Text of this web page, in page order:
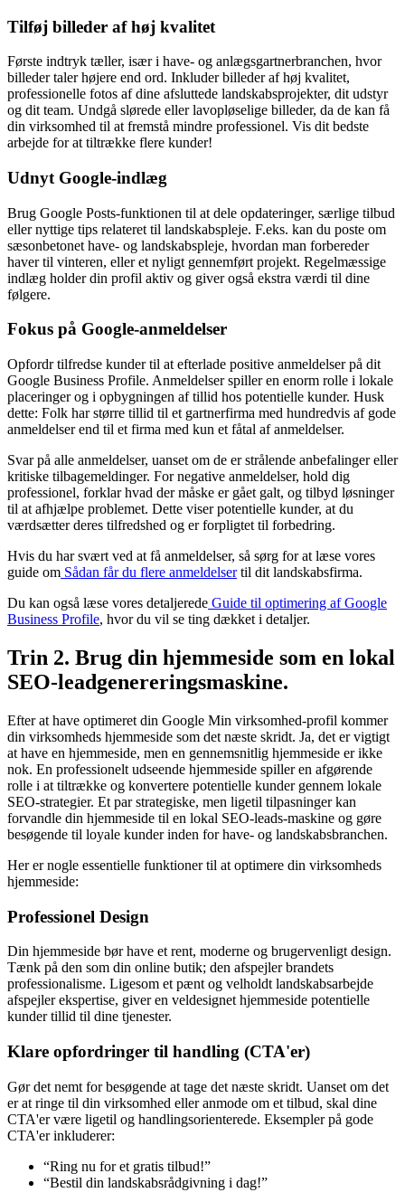
Tilføj billeder af høj kvalitet
Første indtryk tæller, især i have- og anlægsgartnerbranchen, hvor
billeder taler højere end ord. Inkluder billeder af høj kvalitet,
professionelle fotos af dine afsluttede landskabsprojekter, dit udstyr
og dit team. Undgå slørede eller lavopløselige billeder, da de kan få
din virksomhed til at fremstå mindre professionel. Vis dit bedste
arbejde for at tiltrække flere kunder!
Udnyt Google-indlæg
Brug Google Posts-funktionen til at dele opdateringer, særlige tilbud
eller nyttige tips relateret til landskabspleje. F.eks. kan du poste om
sæsonbetonet have- og landskabspleje, hvordan man forbereder
haver til vinteren, eller et nyligt gennemført projekt. Regelmæssige
indlæg holder din profil aktiv og giver også ekstra værdi til dine
følgere.
Fokus på Google-anmeldelser
Opfordr tilfredse kunder til at efterlade positive anmeldelser på dit
Google Business Profile. Anmeldelser spiller en enorm rolle i lokale
placeringer og i opbygningen af tillid hos potentielle kunder. Husk
dette: Folk har større tillid til et gartnerfirma med hundredvis af gode
anmeldelser end til et firma med kun et fåtal af anmeldelser.
Svar på alle anmeldelser, uanset om de er strålende anbefalinger eller
kritiske tilbagemeldinger. For negative anmeldelser, hold dig
professionel, forklar hvad der måske er gået galt, og tilbyd løsninger
til at afhjælpe problemet. Dette viser potentielle kunder, at du
værdsætter deres tilfredshed og er forpligtet til forbedring.
Hvis du har svært ved at få anmeldelser, så sørg for at læse vores
guide om Sådan får du flere anmeldelsertil dit landskabsfirma.
Du kan også læse vores detaljerede Guide til optimering af Google
Business Profile, hvor du vil se ting dækket i detaljer.
Trin 2. Brug din hjemmeside som en lokal
SEO-leadgenereringsmaskine.
Efter at have optimeret din Google Min virksomhed-profil kommer
din virksomheds hjemmeside som det næste skridt. Ja, det er vigtigt
at have en hjemmeside, men en gennemsnitlig hjemmeside er ikke
nok. En professionelt udseende hjemmeside spiller en afgørende
rolle i at tiltrække og konvertere potentielle kunder gennem lokale
SEO-strategier. Et par strategiske, men ligetil tilpasninger kan
forvandle din hjemmeside til en lokal SEO-leads-maskine og gøre
besøgende til loyale kunder inden for have- og landskabsbranchen.
Her er nogle essentielle funktioner til at optimere din virksomheds
hjemmeside:
Professionel Design
Din hjemmeside bør have et rent, moderne og brugervenligt design.
Tænk på den som din online butik; den afspejler brandets
professionalisme. Ligesom et pænt og velholdt landskabsarbejde
afspejler ekspertise, giver en veldesignet hjemmeside potentielle
kunder tillid til dine tjenester.
Klare opfordringer til handling (CTA'er)
Gør det nemt for besøgende at tage det næste skridt. Uanset om det
er at ringe til din virksomhed eller anmode om et tilbud, skal dine
CTA'er være ligetil og handlingsorienterede. Eksempler på gode
CTA'er inkluderer:
“Ring nu for et gratis tilbud!”
“Bestil din landskabsrådgivning i dag!”